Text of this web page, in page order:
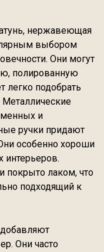
нержавеющая
выбором
Они могут
полированную
легко подобрать
Металлические
и
ручки придают
особенно хороши
интерьеров.
лаком, что
подходящий к
Они часто